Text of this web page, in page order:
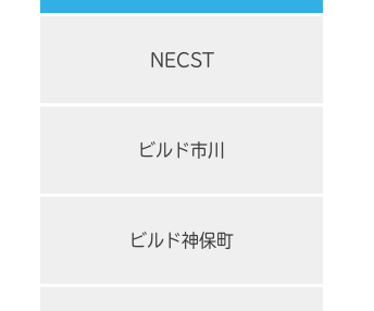
NECST
ビルド市川
ビルド神保町